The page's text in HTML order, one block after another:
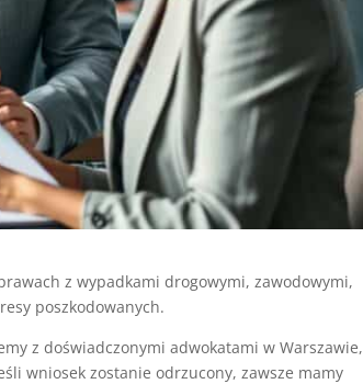
z wypadkami drogowymi, zawodowymi,
poszkodowanych.
z doświadczonymi adwokatami w Warszawie,
wniosek zostanie odrzucony, zawsze mamy